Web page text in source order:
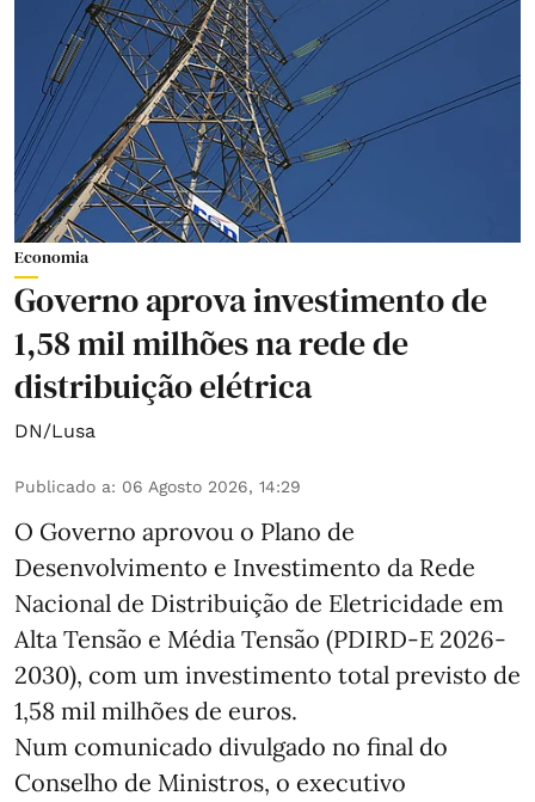
Economia
Governo aprova investimento de
1,58 mil milhões na rede de
distribuição elétrica
DN/Lusa
Publicado a: 06 Agosto 2026, 14:29
O Governo aprovou o Plano de
Desenvolvimento e Investimento da Rede
Nacional de Distribuição de Eletricidade em
Alta Tensão e Média Tensão (PDIRD-E 2026-
2030), com um investimento total previsto de
1,58 mil milhões de euros.
Num comunicado divulgado no final do
Conselho de Ministros, o executivo